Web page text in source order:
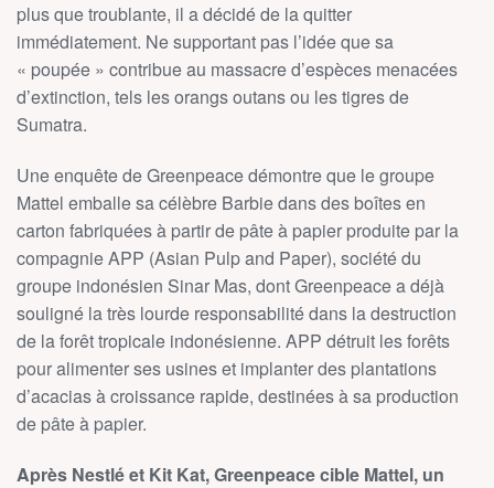
plus que troublante, il a décidé de la quitter
immédiatement. Ne supportant pas l’idée que sa
« poupée » contribue au massacre d’espèces menacées
d’extinction, tels les orangs outans ou les tigres de
Sumatra.
Une enquête de Greenpeace démontre que le groupe
Mattel emballe sa célèbre Barbie dans des boîtes en
carton fabriquées à partir de pâte à papier produite par la
compagnie APP (Asian Pulp and Paper), société du
groupe indonésien Sinar Mas, dont Greenpeace a déjà
souligné la très lourde responsabilité dans la destruction
de la forêt tropicale indonésienne. APP détruit les forêts
pour alimenter ses usines et implanter des plantations
d’acacias à croissance rapide, destinées à sa production
de pâte à papier.
Après Nestlé et Kit Kat, Greenpeace cible Mattel, un